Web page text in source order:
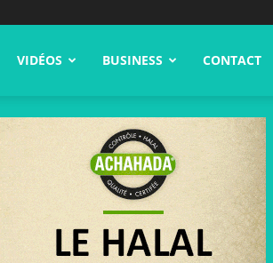
VIDÉOS BUSINESS CONTACT